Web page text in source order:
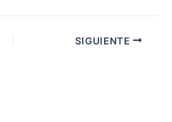
SIGUIENTE